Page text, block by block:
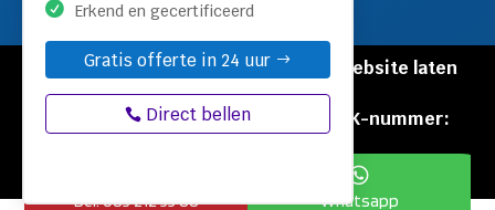
Erkend en gecertificeerd
Gratis offerte in 24 uur
Direct bellen
© Copyright Loodgieters Kwartier |
Website laten
maken door Flexamedia
Privacyverklaring|Disclaimer
KVK-nummer:
Bel: 085 212 55 88

Whatsapp